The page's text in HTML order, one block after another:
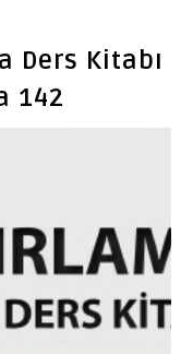
Ders Kitabı
142